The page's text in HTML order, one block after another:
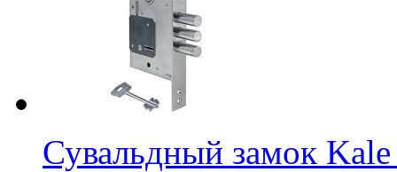
Сувальдный замок